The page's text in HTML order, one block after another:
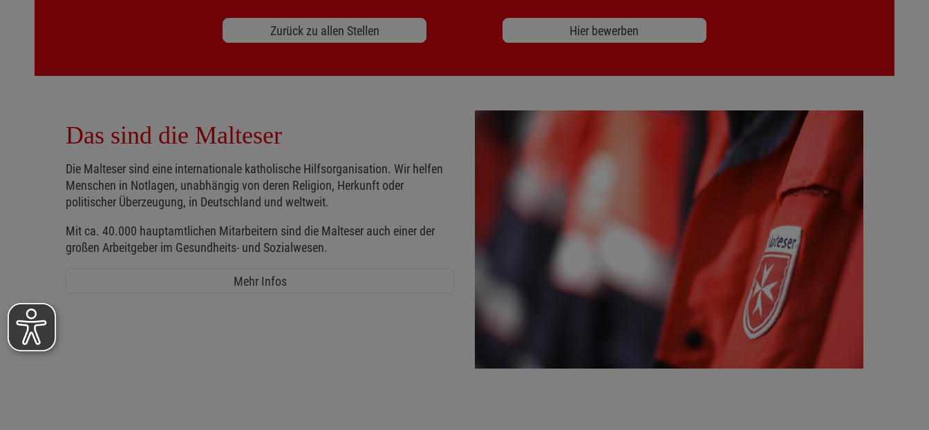
Zurück zu allen Stellen Hier bewerben
Das sind die Malteser
Die Malteser sind eine internationale katholische Hilfsorganisation. Wir helfen
Menschen in Notlagen, unabhängig von deren Religion, Herkunft oder
politischer Überzeugung, in Deutschland und weltweit.
Mit ca. 40.000 hauptamtlichen Mitarbeitern sind die Malteser auch einer der
großen Arbeitgeber im Gesundheits- und Sozialwesen.
Mehr Infos